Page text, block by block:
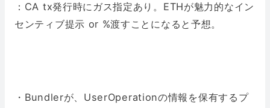
：CA tx発行時にガス指定あり。ETHが魅力的なイン
センティブ提示 or %渡すことになると予想。
・Bundlerが、UserOperationの情報を保有するプ